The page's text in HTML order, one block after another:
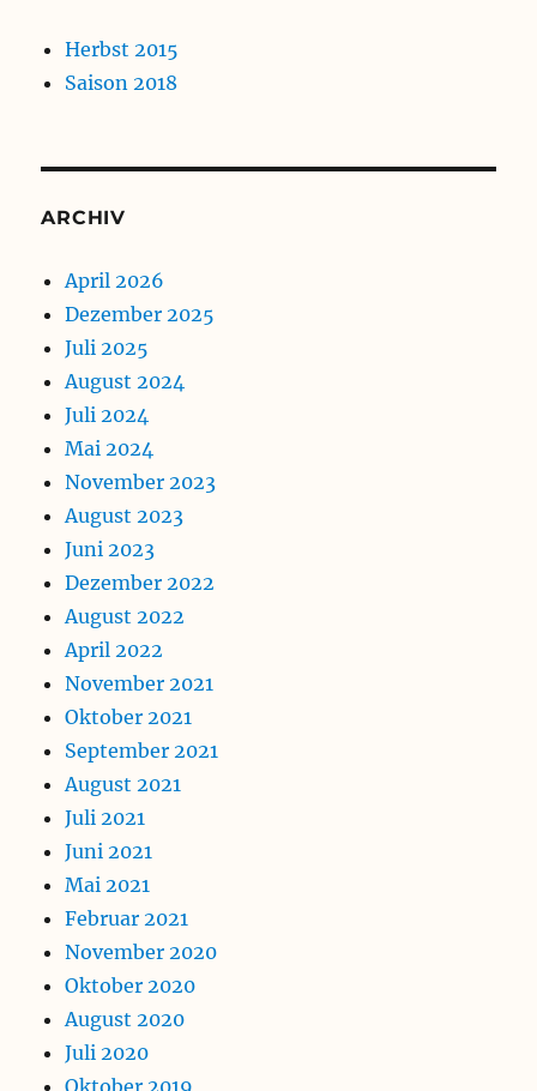
Herbst 2015
Saison 2018
ARCHIV
April 2026
Dezember 2025
Juli 2025
August 2024
Juli 2024
Mai 2024
November 2023
August 2023
Juni 2023
Dezember 2022
August 2022
April 2022
November 2021
Oktober 2021
September 2021
August 2021
Juli 2021
Juni 2021
Mai 2021
Februar 2021
November 2020
Oktober 2020
August 2020
Juli 2020